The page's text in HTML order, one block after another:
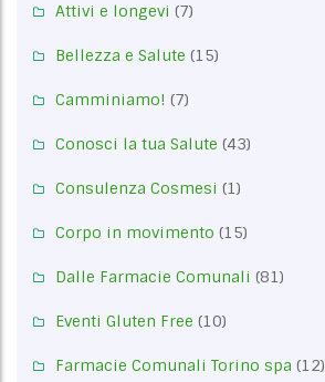
Attivi e longevi (7)
Bellezza e Salute (15)
Camminiamo! (7)
Conosci la tua Salute (43)
Consulenza Cosmesi (1)
Corpo in movimento (15)
Dalle Farmacie Comunali (81)
Eventi Gluten Free (10)
Farmacie Comunali Torino spa (12)